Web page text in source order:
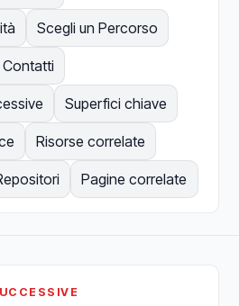
Scegli un Percorso
Contatti
Superfici chiave
Risorse correlate
Pagine correlate